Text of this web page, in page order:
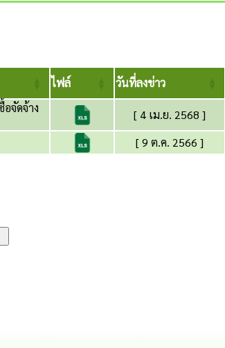
ไฟล์ วันที่ลงข่าว
จัดจ้าง
[ 4 เม.ย. 2568 ]
[ 9 ต.ค. 2566 ]